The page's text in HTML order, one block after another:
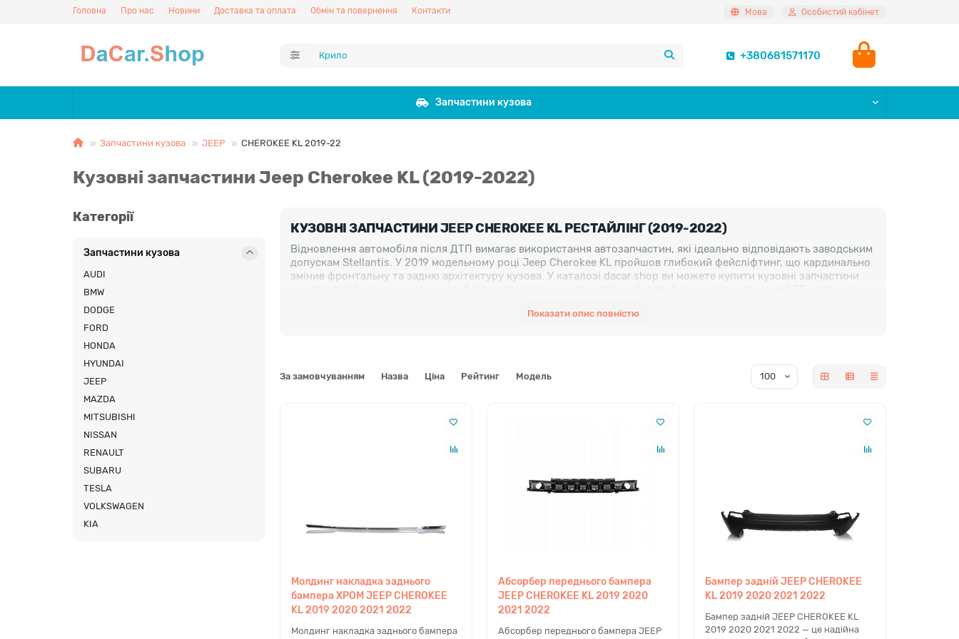
Головна Про нас Новини Доставка та оплата Обмін та повернення Контакти Мова Особистий кабінет
+380681571170
Запчастини кузова
Запчастини кузова JEEP CHEROKEE KL 2019-22
Кузовні запчастини Jeep Cherokee KL (2019-2022)
Категорії
Запчастини кузова
AUDI
BMW
DODGE
FORD
HONDA
HYUNDAI
JEEP
MAZDA
MITSUBISHI
NISSAN
RENAULT
SUBARU
TESLA
VOLKSWAGEN
KIA
КУЗОВНІ ЗАПЧАСТИНИ JEEP CHEROKEE KL РЕСТАЙЛІНГ (2019-2022)
Відновлення автомобіля після ДТП вимагає використання автозапчастин, які ідеально відповідають заводським
допускам Stellantis. У 2019 модельному році Jeep Cherokee KL пройшов глибокий фейсліфтинг, що кардинально
змінив фронтальну та задню архітектуру кузова. У каталозі dacar.shop ви можете купити кузовні запчастини
надійність компонентів кузова при експлуатації.
замовити кронштейни, напрямні, абсорбери, а також суміжні компоненти: елементи системи охолодження (радіатори),
алюміній, композитний пластик та скловолокно, залежно від заводського виконання конкретного вузла.
Представлені автозапчастини сумісні виключно з рестайлінговою версією платформи Jeep Cherokee KL, що випускалася
Overland, а також спеціалізованої позашляхової серії Trailhawk. Деталі від дорестайлінгу (2014-2018) до цих автомобілів не
підходять.
Показати опис повністю
За замовчуванням Назва Ціна Рейтинг Модель
Молдинг накладка заднього
бампера ХРОМ JEEP CHEROKEE
KL 2019 2020 2021 2022
Молдинг накладка заднього бампера
Абсорбер переднього бампера
JEEP CHEROKEE KL 2019 2020
2021 2022
Абсорбер переднього бампера JEEP
Бампер задній JEEP CHEROKEE
KL 2019 2020 2021 2022
Бампер задній JEEP CHEROKEE KL
2019 2020 2021 2022 — це надійна